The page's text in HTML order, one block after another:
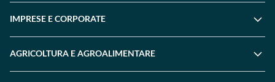
IMPRESE E CORPORATE
AGRICOLTURA E AGROALIMENTARE